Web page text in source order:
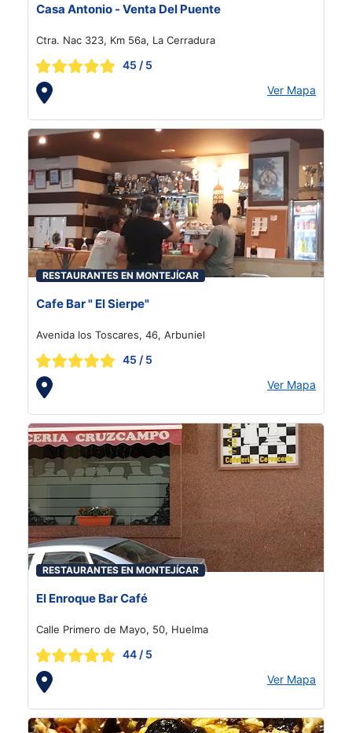
Casa Antonio - Venta Del Puente
Ctra. Nac 323, Km 56a, La Cerradura
45 / 5
Ver Mapa
RESTAURANTES EN MONTEJÍCAR
Cafe Bar " El Sierpe"
Avenida los Toscares, 46, Arbuniel
45 / 5
Ver Mapa
RESTAURANTES EN MONTEJÍCAR
El Enroque Bar Café
Calle Primero de Mayo, 50, Huelma
44 / 5
Ver Mapa